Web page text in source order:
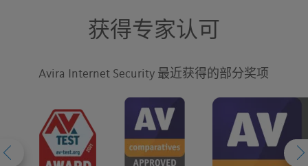
获得专家认可
Avira Internet Security 最近获得的部分奖项